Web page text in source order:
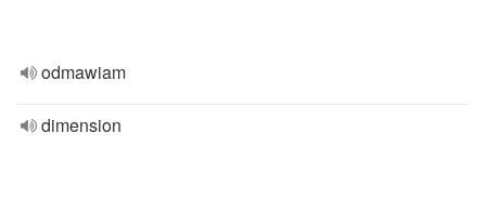
odmawiam
dimension